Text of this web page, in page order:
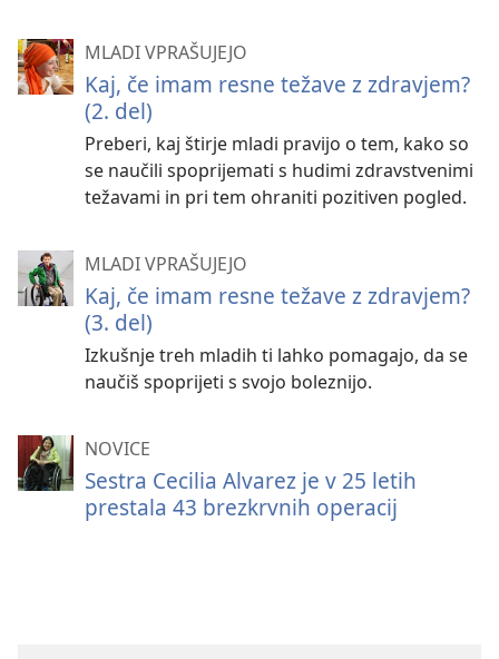
MLADI VPRAŠUJEJO
Kaj, če imam resne težave z zdravjem?
(2. del)
Preberi, kaj štirje mladi pravijo o tem, kako so
se naučili spoprijemati s hudimi zdravstvenimi
težavami in pri tem ohraniti pozitiven pogled.
MLADI VPRAŠUJEJO
Kaj, če imam resne težave z zdravjem?
(3. del)
Izkušnje treh mladih ti lahko pomagajo, da se
naučiš spoprijeti s svojo boleznijo.
NOVICE
Sestra Cecilia Alvarez je v 25 letih
prestala 43 brezkrvnih operacij